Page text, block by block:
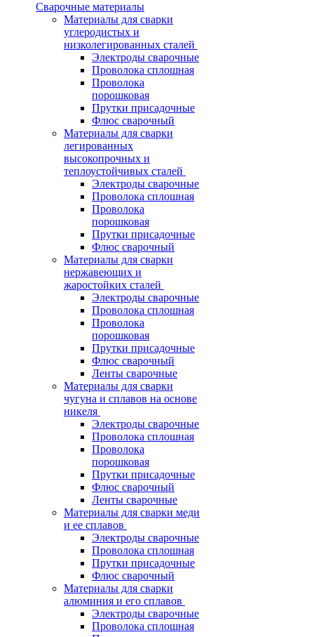
Сварочные материалы
Материалы для сварки
углеродистых и
низколегированных сталей
Электроды сварочные
Проволока сплошная
Проволока
порошковая
Прутки присадочные
Флюс сварочный
Материалы для сварки
легированных
высокопрочных и
теплоустойчивых сталей
Электроды сварочные
Проволока сплошная
Проволока
порошковая
Прутки присадочные
Флюс сварочный
Материалы для сварки
нержавеющих и
жаростойких сталей
Электроды сварочные
Проволока сплошная
Проволока
порошковая
Прутки присадочные
Флюс сварочный
Ленты сварочные
Материалы для сварки
чугуна и сплавов на основе
никеля
Электроды сварочные
Проволока сплошная
Проволока
порошковая
Прутки присадочные
Флюс сварочный
Ленты сварочные
Материалы для сварки меди
и ее сплавов
Электроды сварочные
Проволока сплошная
Прутки присадочные
Флюс сварочный
Материалы для сварки
алюминия и его сплавов
Электроды сварочные
Проволока сплошная